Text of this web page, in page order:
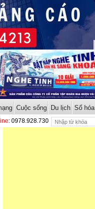
Cuộc sống Du lịch Số hóa
: 0978.928.730